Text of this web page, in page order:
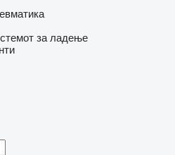
за ладење